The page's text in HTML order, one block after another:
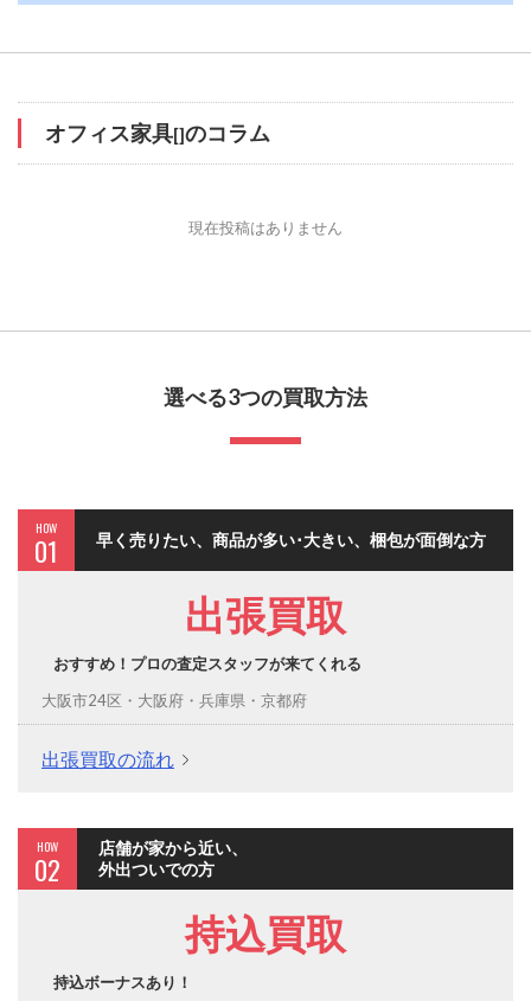
オフィス家具[]のコラム
現在投稿はありません
選べる3つの買取方法
HOW
01 早く売りたい、商品が多い･大きい、梱包が面倒な方
出張買取
おすすめ！プロの査定スタッフが来てくれる
大阪市24区・大阪府・兵庫県・京都府
出張買取の流れ
HOW
02
店舗が家から近い、
外出ついでの方
持込買取
持込ボーナスあり！